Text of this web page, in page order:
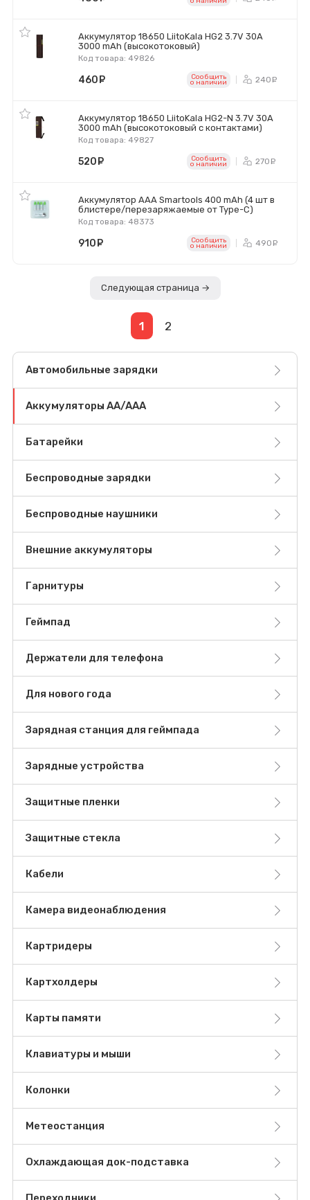
Аккумулятор 18650 LiitoKala HG2 3.7V 30A
3000 mAh (высокотоковый)
Код товара: 49826
460 Сообщить
o наличии 240
Аккумулятор 18650 LiitoKala HG2-N 3.7V 30A
3000 mAh (высокотоковый с контактами)
Код товара: 49827
520 Сообщить
o наличии 270
Аккумулятор AAA Smartools 400 mAh (4 шт в
блистере/перезаряжаемые от Type-C)
Код товара: 48373
910 Сообщить
o наличии 490
Следующая страница →
1 2
Автомобильные зарядки
Аккумуляторы AA/AAA
Батарейки
Беспроводные зарядки
Беспроводные наушники
Внешние аккумуляторы
Гарнитуры
Геймпад
Держатели для телефона
Для нового года
Зарядная станция для геймпада
Зарядные устройства
Защитные пленки
Защитные стекла
Кабели
Камера видеонаблюдения
Картридеры
Картхолдеры
Карты памяти
Клавиатуры и мыши
Колонки
Метеостанция
Охлаждающая док-подставка